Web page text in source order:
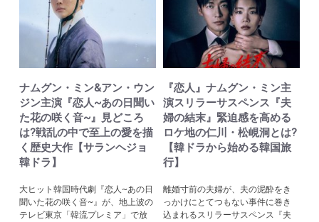
ナムグン・ミン&アン・ウン
ジン主演『恋人~あの日聞い
た花の咲く音~』見どころ
は?戦乱の中で至上の愛を描
く歴史大作【サランヘジョ
韓ドラ】
大ヒット韓国時代劇『恋人~あの日
聞いた花の咲く音~』が、地上波の
テレビ東京「韓流プレミア」で放
『恋人』ナムグン・ミン主
演スリラーサスペンス『夫
婦の結末』緊迫感を高める
ロケ地の仁川・松峴洞とは?
【韓ドラから始める韓国旅
行】
離婚寸前の夫婦が、夫の泥酔をき
っかけにとてつもない事件に巻き
込まれるスリラーサスペンス『夫